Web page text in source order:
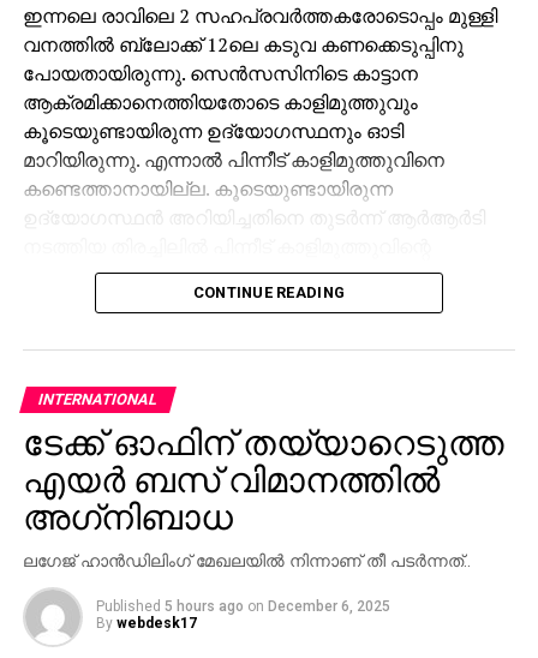
ഇന്നലെ രാവിലെ 2 സഹപ്രവര്‍ത്തകരോടൊപ്പം മുള്ളി
വനത്തില്‍ ബ്ലോക്ക് 12ലെ കടുവ കണക്കെടുപ്പിനു
പോയതായിരുന്നു. സെന്‍സസിനിടെ കാട്ടാന
ആക്രമിക്കാനെത്തിയതോടെ കാളിമുത്തുവും
കൂടെയുണ്ടായിരുന്ന ഉദ്യോഗസ്ഥനും ഓടി
മാറിയിരുന്നു. എന്നാല്‍ പിന്നീട് കാളിമുത്തുവിനെ
കണ്ടെത്താനായില്ല. കൂടെയുണ്ടായിരുന്ന
ഉദ്യോഗസ്ഥന്‍ അറിയിച്ചതിനെ തുടര്‍ന്ന് ആര്‍ആര്‍ടി
മൃതദേഹം കണ്ടെത്തുകയായിരുന്നു.
CONTINUE READING
INTERNATIONAL
ടേക്ക് ഓഫിന് തയ്യാറെടുത്ത
എയര്‍ ബസ് വിമാനത്തില്‍
അഗ്‌നിബാധ
ലഗേജ് ഹാന്‍ഡിലിംഗ് മേഖലയില്‍ നിന്നാണ് തീ പടര്‍ന്നത്..
Published 5 hours ago on December 6, 2025
By webdesk17